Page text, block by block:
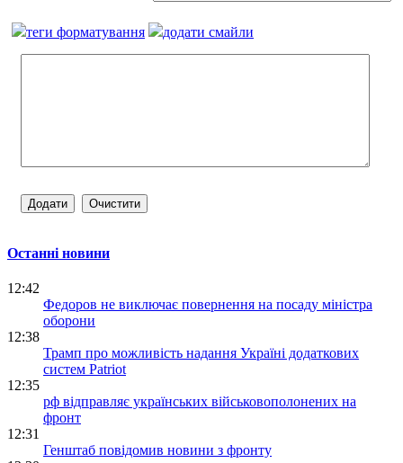
теги форматування додати смайли
Останні новини
12:42
Федоров не виключає повернення на посаду міністра
оборони
12:38
Трамп про можливість надання Україні додаткових
систем Patriot
12:35
рф відправляє українських військовополонених на
фронт
12:31
Генштаб повідомив новини з фронту